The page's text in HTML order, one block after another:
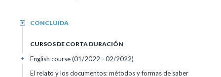
CONCLUIDA
+
CURSOS DE CORTA DURACIÓN
English course(01/2022 - 02/2022)
+
El relato y los documentos: métodos y formas de saber